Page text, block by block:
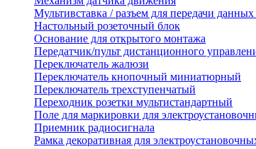
Мультивставка / разъем для передачи
Настольный розеточный блок
Основание для открытого монтажа
Передатчик/пульт дистанционного
Переключатель жалюзи
Переключатель кнопочный миниатюрный
Переключатель трехступенчатый
Переходник розетки мультистандартный
Поле для маркировки для
Приемник радиосигнала
Рамка декоративная для